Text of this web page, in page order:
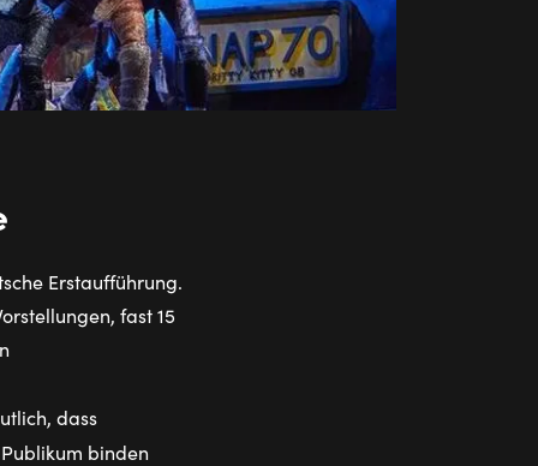
Erstaufführung.
fast 15
dass
binden